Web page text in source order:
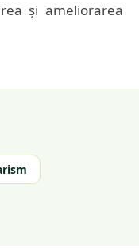
și ameliorarea